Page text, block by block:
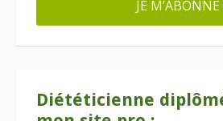
Diététicienne